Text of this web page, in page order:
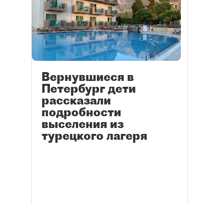
Вернувшиеся в
Петербург дети
рассказали
подробности
выселения из
турецкого лагеря